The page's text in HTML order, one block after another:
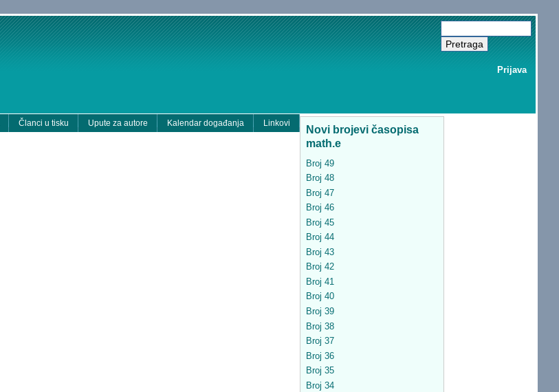
Prijava
Članci u tisku Upute za autore Kalendar događanja Linkovi
Novi brojevi časopisa
math.e
Broj 49
Broj 48
Broj 47
Broj 46
Broj 45
Broj 44
Broj 43
Broj 42
Broj 41
Broj 40
Broj 39
Broj 38
Broj 37
Broj 36
Broj 35
Broj 34